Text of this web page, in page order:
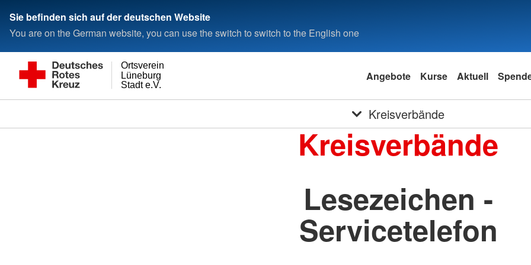
Sie befinden sich auf der deutschen Website
You are on the German website, you can use the switch to switch to the English one
Stadt e.V.
Lüneburg
Ortsverein
Angebote Kurse Aktuell
Kreisverbände
Kreisverbände
Lesezeichen -
Servicetelefon